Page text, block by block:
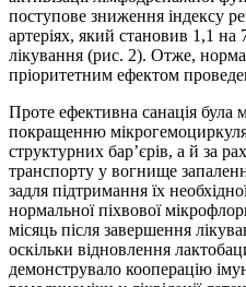
поступове зниження індексу
артеріях, який становив 1,1 на
лікування (рис. 2). Отже,
пріоритетним ефектом
Проте ефективна санація
покращенню
структурних бар’єрів, а й за
транспорту у вогнище
задля підтримання їх
нормальної піхвової
місяць після завершення
оскільки відновлення
демонструвало кооперацію